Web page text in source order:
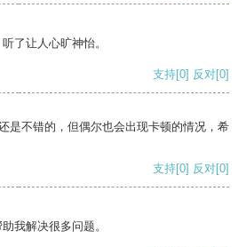
了让人心旷神怡。
支持[0] 反对[0]
是不错的，但偶尔也会出现卡顿的情况，希
支持[0] 反对[0]
我解决很多问题。